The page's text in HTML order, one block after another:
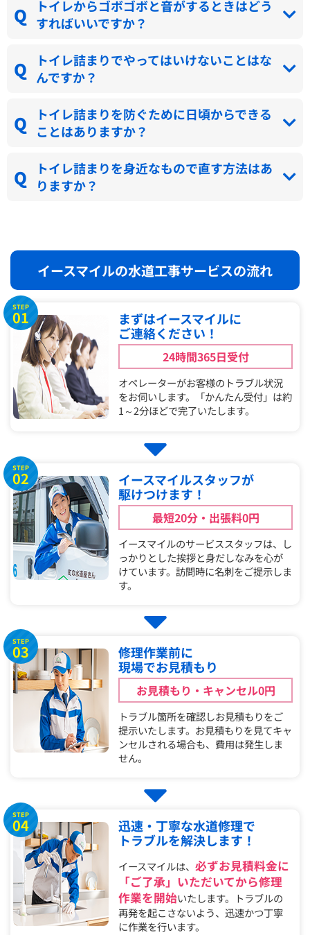
トイレからゴボゴボと音がするときはどう
すればいいですか？
トイレ詰まりでやってはいけないことはな
んですか？
トイレ詰まりを防ぐために日頃からできる
ことはありますか？
トイレ詰まりを身近なもので直す方法はあ
りますか？
イースマイルの水道工事サービスの流れ
STEP
01
まずはイースマイルに
ご連絡ください！
24時間365日受付
オペレーターがお客様のトラブル状況
をお伺いします。「かんたん受付」は約
1～2分ほどで完了いたします。
STEP
02
イースマイルスタッフが
駆けつけます！
最短20分・出張料0円
イースマイルのサービススタッフは、し
っかりとした挨拶と身だしなみを心が
けています。訪問時に名刺をご提示しま
す。
STEP
03
修理作業前に
現場でお見積もり
お見積もり・キャンセル0円
トラブル箇所を確認しお見積もりをご
提示いたします。お見積もりを見てキャ
ンセルされる場合も、費用は発生しま
せん。
STEP
04
迅速・丁寧な水道修理で
トラブルを解決します！
イースマイルは、必ずお見積料金に
「ご了承」いただいてから修理
作業を開始いたします。トラブルの
再発を起こさないよう、迅速かつ丁寧
に作業を行います。